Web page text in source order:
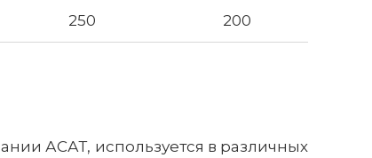
250 200
АСАТ, используется в различных